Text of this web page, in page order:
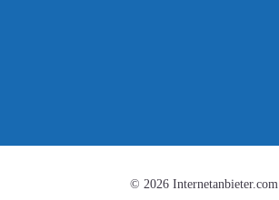
© 2026 Internetanbieter.com